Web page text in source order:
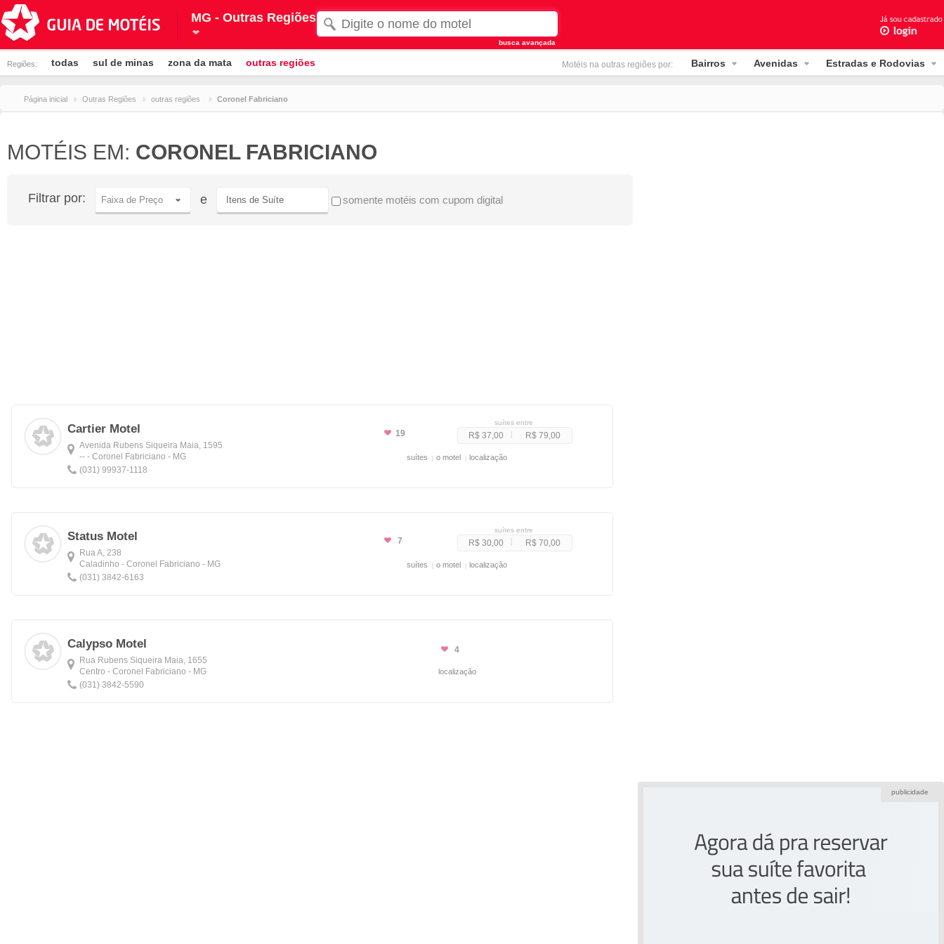
MG - Outras Regiões
busca avançada
Regiões: todas sul de minas zona da mata outras regiões Motéis na outras regiões por: Bairros Avenidas Estradas e Rodovias
Página inicial Outras Regiões outras regiões Coronel Fabriciano
MOTÉIS EM: CORONEL FABRICIANO
Filtrar por: Faixa de Preço e somente motéis com cupom digital
Cartier Motel
Avenida Rubens Siqueira Maia, 1595
-- - Coronel Fabriciano - MG
(031) 99937-1118
19
suítes entre
R$ 37,00 R$ 79,00
suítes o motel localização
Status Motel
Rua A, 238
Caladinho - Coronel Fabriciano - MG
(031) 3842-6163
7
suítes entre
R$ 30,00 R$ 70,00
suítes o motel localização
Calypso Motel
Rua Rubens Siqueira Maia, 1655
Centro - Coronel Fabriciano - MG
(031) 3842-5590
4
localização
publicidade